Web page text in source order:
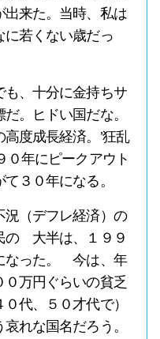
出来た。当時、私は
に若くない歳だっ
も、十分に金持ちサ
。ヒドい国だな。
度成長経済。’狂乱
年にピークアウト
３０年になる。
（デフレ経済）の
の 大半は、１９９
なった。 今は、年
万円ぐらいの貧乏
代、５０才代で）
れな国名だろう。